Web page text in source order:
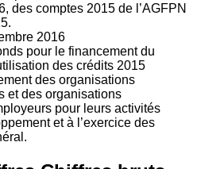
des comptes 2015 de l’AGFPN
2016
pour le financement du
des crédits 2015
des organisations
et des organisations
pour leurs activités
et à l’exercice des